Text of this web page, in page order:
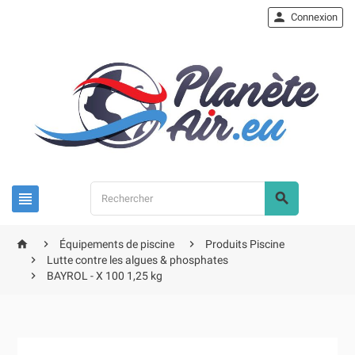
 
 Connexion
  Équipements de piscine 
Produits Piscine

Lutte contre les algues & phosphates

BAYROL - X 100 1,25 kg